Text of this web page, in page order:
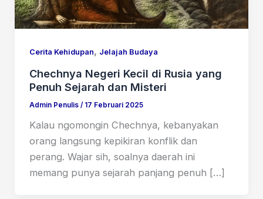
Cerita Kehidupan, Jelajah Budaya
Chechnya Negeri Kecil di Rusia yang
Penuh Sejarah dan Misteri
Admin Penulis / 17 Februari 2025
Kalau ngomongin Chechnya, kebanyakan
orang langsung kepikiran konflik dan
perang. Wajar sih, soalnya daerah ini
memang punya sejarah panjang penuh […]